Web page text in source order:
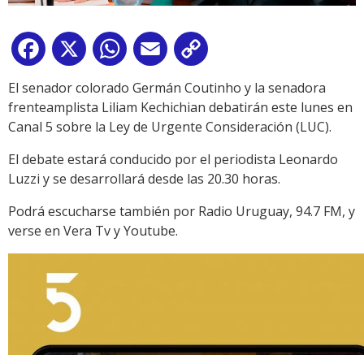
Facebook
X WhatsApp
Email
Link
El senador colorado Germán Coutinho y la senadora
frenteamplista Liliam Kechichian debatirán este lunes en
Canal 5 sobre la Ley de Urgente Consideración (LUC).
El debate estará conducido por el periodista Leonardo
Luzzi y se desarrollará desde las 20.30 horas.
Podrá escucharse también por Radio Uruguay, 94.7 FM, y
verse en Vera Tv y Youtube.